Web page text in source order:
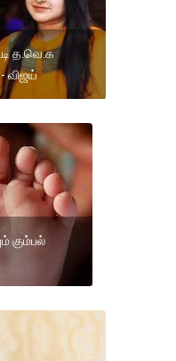
த.வெ.க
விஜய்
கும்பல்